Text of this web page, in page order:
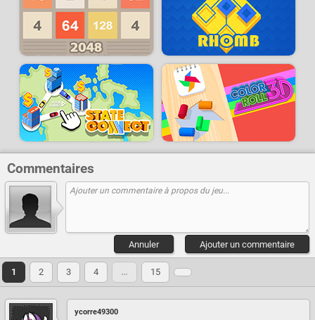
Commentaires
Ajouter un commentaire
Annuler
1 2 3 4 … 15
ycorre49300